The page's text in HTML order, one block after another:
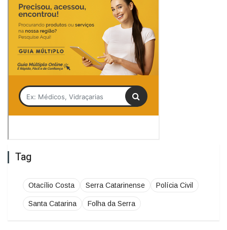
Tag
Otacílio Costa Serra Catarinense Polícia Civil
Santa Catarina Folha da Serra